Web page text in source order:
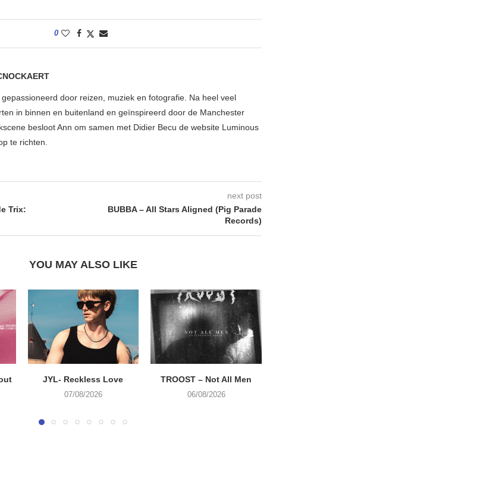
0
gepassioneerd door reizen, muziek en fotografie. Na heel veel
in binnen en buitenland en geïnspireerd door de Manchester
besloot Ann om samen met Didier Becu de website Luminous
te richten.
Trix:
next post
BUBBA – All Stars Aligned (Pig Parade
Records)
YOU MAY ALSO LIKE
JYL- Reckless Love
07/08/2026
TROOST – Not All Men
06/08/2026